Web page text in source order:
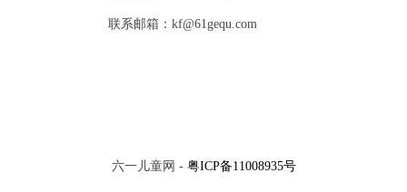
联系邮箱：kf@61gequ.com
六一儿童网 - 粤ICP备11008935号